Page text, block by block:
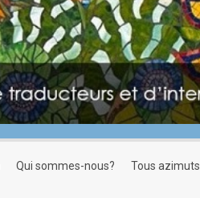
qui sommes-nous? tous azimuts